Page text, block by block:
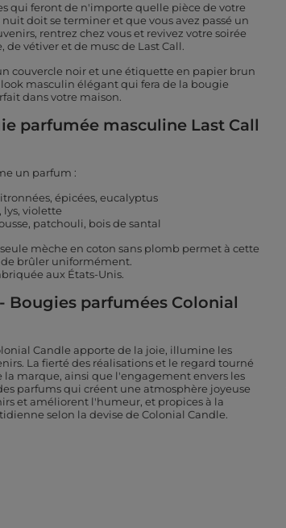
qui feront de n'importe quelle pièce de votre
doit se terminer et que vous avez passé un
rentrez chez vous et revivez votre soirée
de vétiver et de musc de Last Call.
couvercle noir et une étiquette en papier brun
masculin élégant qui fera de la bougie
dans votre maison.
parfumée masculine Last Call
un parfum :
épicées, eucalyptus
lys, violette
patchouli, bois de santal
mèche en coton sans plomb permet à cette
brûler uniformément.
aux États-Unis.
Bougies parfumées Colonial
Candle apporte de la joie, illumine les
La fierté des réalisations et le regard tourné
marque, ainsi que l'engagement envers les
parfums qui créent une atmosphère joyeuse
et améliorent l'humeur, et propices à la
selon la devise de Colonial Candle.